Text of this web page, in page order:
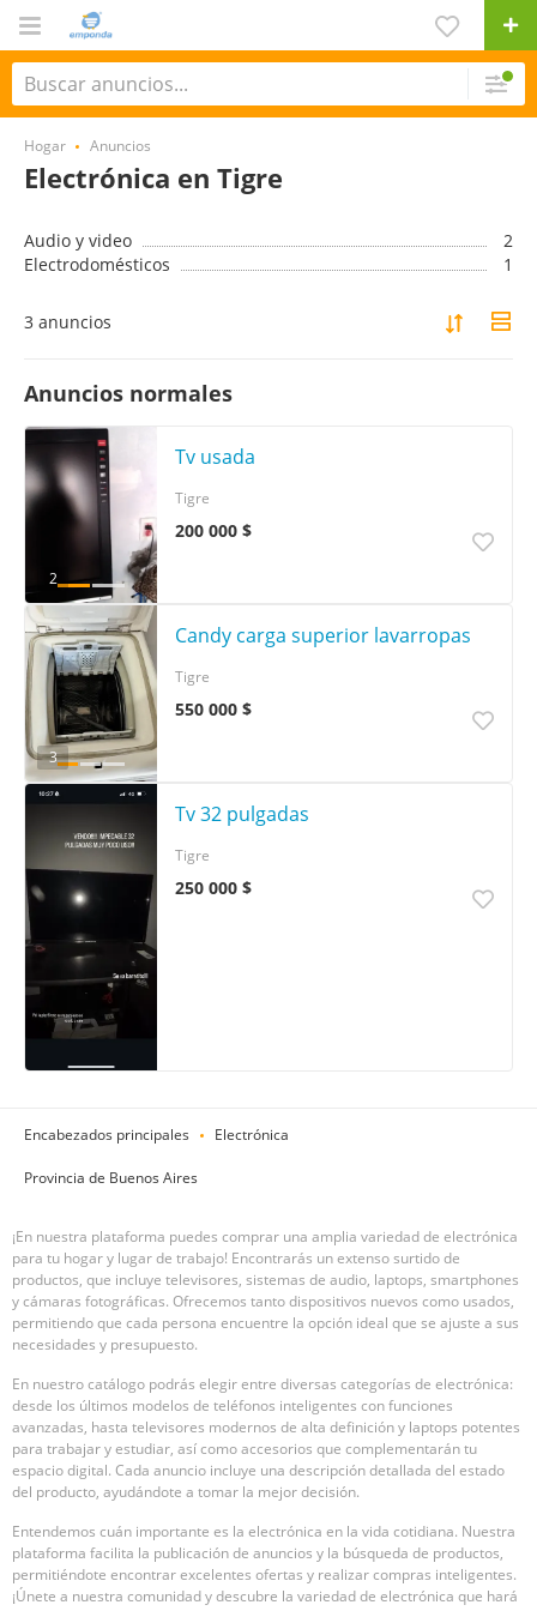
Hogar Anuncios
Electrónica en Tigre
Audio y video
2
Electrodomésticos
1
3 anuncios
Anuncios normales
2
Tv usada
200 000 $
Tigre
3
Candy carga superior lavarropas
550 000 $
Tigre
Tv 32 pulgadas
250 000 $
Tigre
Encabezados principales Electrónica
Provincia de Buenos Aires
¡En nuestra plataforma puedes comprar una amplia variedad de electrónica
para tu hogar y lugar de trabajo! Encontrarás un extenso surtido de
productos, que incluye televisores, sistemas de audio, laptops, smartphones
y cámaras fotográficas. Ofrecemos tanto dispositivos nuevos como usados,
permitiendo que cada persona encuentre la opción ideal que se ajuste a sus
necesidades y presupuesto.
En nuestro catálogo podrás elegir entre diversas categorías de electrónica:
desde los últimos modelos de teléfonos inteligentes con funciones
avanzadas, hasta televisores modernos de alta definición y laptops potentes
para trabajar y estudiar, así como accesorios que complementarán tu
espacio digital. Cada anuncio incluye una descripción detallada del estado
del producto, ayudándote a tomar la mejor decisión.
Entendemos cuán importante es la electrónica en la vida cotidiana. Nuestra
plataforma facilita la publicación de anuncios y la búsqueda de productos,
permitiéndote encontrar excelentes ofertas y realizar compras inteligentes.
¡Únete a nuestra comunidad y descubre la variedad de electrónica que hará